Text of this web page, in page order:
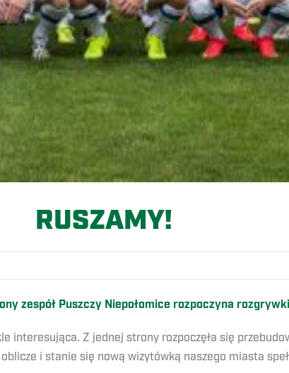
RUSZAMY!
zespół Puszczy Niepołomice rozpoczyna
interesująca. Z jednej strony rozpoczęła się
i stanie się nową wizytówką naszego miasta